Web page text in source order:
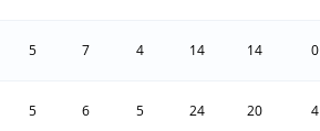
5 7 4 14 14 0
5 6 5 24 20 4